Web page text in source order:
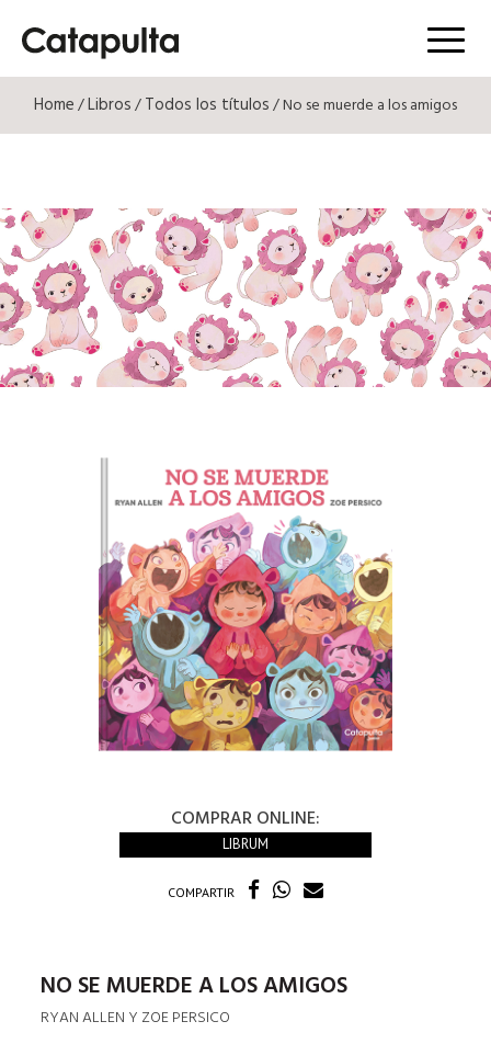
Menú
Home/Libros/Todos los títulos/ No se muerde a los amigos
COMPRAR ONLINE:
LIBRUM
COMPARTIR
NO SE MUERDE A LOS AMIGOS
RYAN ALLEN Y ZOE PERSICO